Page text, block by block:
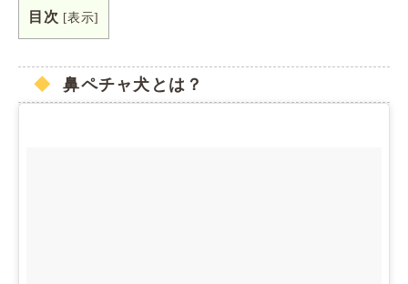
目次 [表示]
鼻ペチャ犬とは？